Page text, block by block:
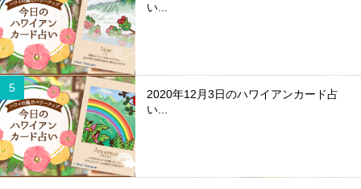
い...
2020年12月3日のハワイアンカード占
い...